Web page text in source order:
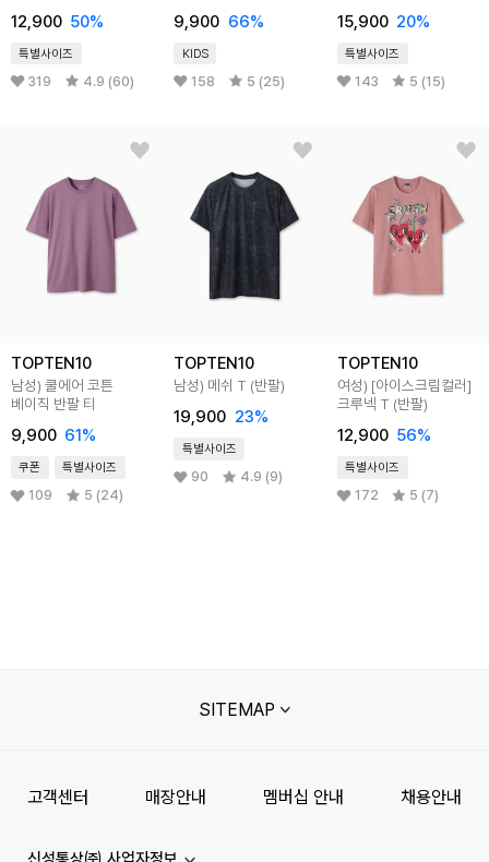
12,900 50%
특별사이즈
319 4.9 (60)
9,900 66%
KIDS
158 5 (25)
15,900 20%
특별사이즈
143 5 (15)
TOPTEN10
남성) 쿨에어 코튼
베이직 반팔 티
9,900 61%
쿠폰 특별사이즈
109 5 (24)
TOPTEN10
남성) 메쉬 T (반팔)
19,900 23%
특별사이즈
90 4.9 (9)
TOPTEN10
여성) [아이스크림컬러]
크루넥 T (반팔)
12,900 56%
특별사이즈
172 5 (7)
SITEMAP
고객센터 매장안내 멤버십 안내 채용안내